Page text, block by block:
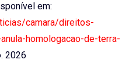
em:
camara/direitos-
homologacao-de-terra-
2026